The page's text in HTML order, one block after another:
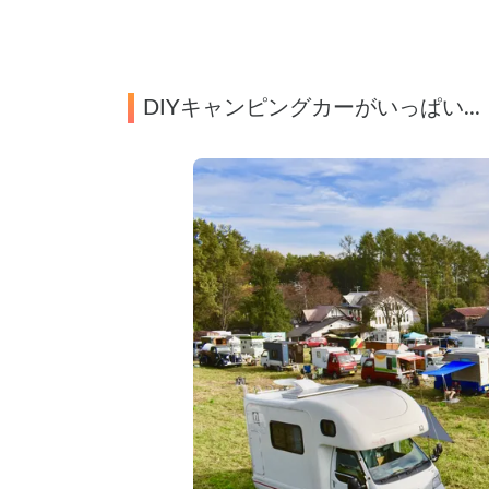
DIYキャンピングカーがいっぱい...